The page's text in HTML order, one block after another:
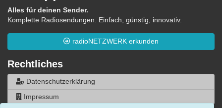
Alles für deinen Sender.
Komplette Radiosendungen. Einfach, günstig, innovativ.
radioNETZWERK erkunden
Rechtliches
Datenschutzerklärung
Impressum